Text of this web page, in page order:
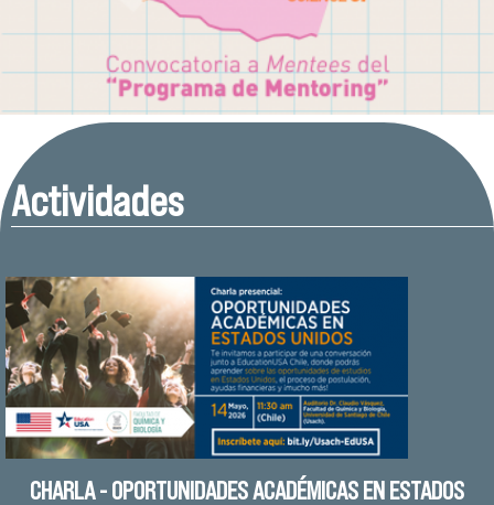
Actividades
CHARLA - OPORTUNIDADES ACADÉMICAS EN ESTADOS